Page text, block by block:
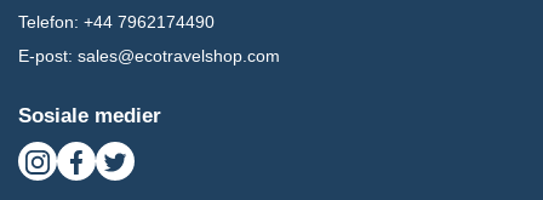
Komfortable en-suite kabiner
3* til 3*+ servicenivå
Utmerket verdi for pengene
Ideelt for avslappede reisende og par.
Telefon: +44 7962174490
E-post: sales@ecotravelshop.com
Sosiale medier